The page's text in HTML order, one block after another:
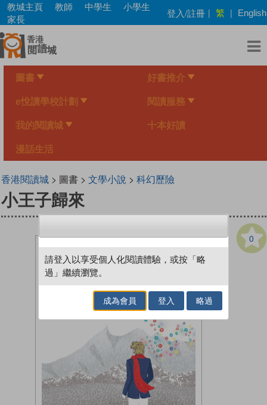
Skip
main
content
教城主頁 教師 中學生
小學生
家長
登入/註冊 | 繁 | English
圖書 好書推介
e悅讀學校計劃 閱讀服務
我的閱讀城 十本好讀
漫話生活
香港閱讀城> 圖書 > 文學小說 > 科幻歷險
小王子歸來
0
請登入以享受個人化閱讀體驗，或按「略
過」繼續瀏覽。
成為會員 登入 略過